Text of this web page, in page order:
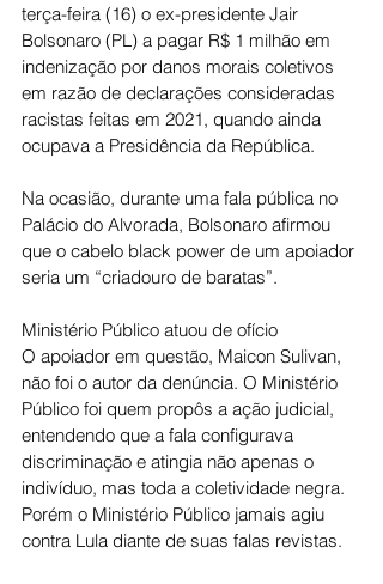
terça-feira (16) o ex-presidente Jair
Bolsonaro (PL) a pagar R$ 1 milhão em
indenização por danos morais coletivos
em razão de declarações consideradas
racistas feitas em 2021, quando ainda
ocupava a Presidência da República.
Na ocasião, durante uma fala pública no
Palácio do Alvorada, Bolsonaro afirmou
que o cabelo black power de um apoiador
seria um “criadouro de baratas”.
Ministério Público atuou de ofício
O apoiador em questão, Maicon Sulivan,
não foi o autor da denúncia. O Ministério
Público foi quem propôs a ação judicial,
entendendo que a fala configurava
discriminação e atingia não apenas o
indivíduo, mas toda a coletividade negra.
Porém o Ministério Público jamais agiu
contra Lula diante de suas falas revistas.